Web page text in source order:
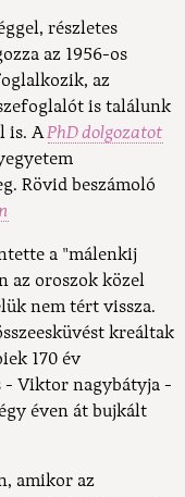
részletes
az 1956-os
az
is találunk
is. APhD dolgozatot
Rövid beszámoló
a "málenkij
az oroszok közel
nem tért vissza.
kreáltak
170 év
- Viktor nagybátyja -
éven át bujkált
amikor az